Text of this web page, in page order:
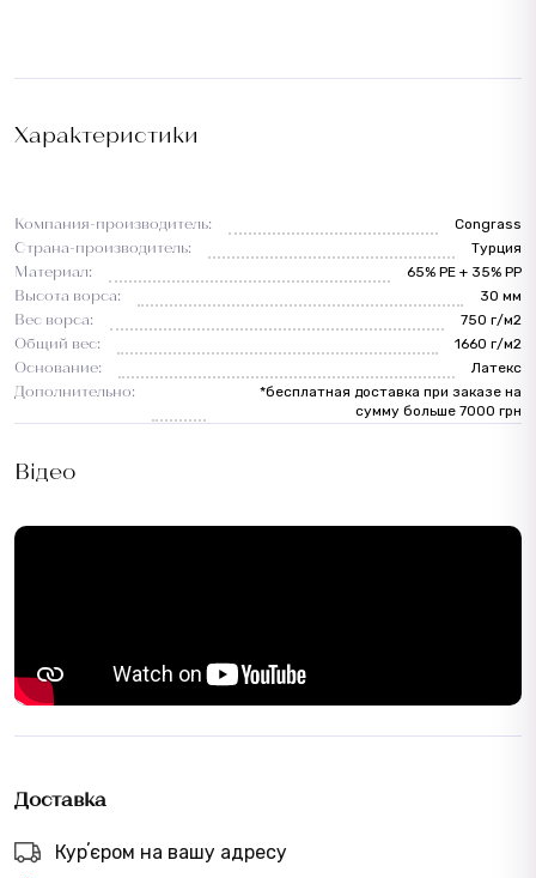
Характеристики
Компания-производитель:
Congrass
Страна-производитель:
Турция
Материал:
65% PE + 35% PP
Высота ворса:
30 мм
Вес ворса:
750 г/м2
Общий вес:
1660 г/м2
Основание:
Латекс
Дополнительно:
*бесплатная доставка при заказе на
сумму больше 7000 грн
Відео
Доставка
Курʼєром на вашу адресу